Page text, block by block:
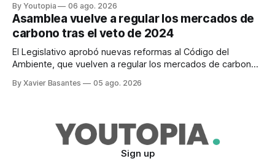
By Youtopia 06 ago. 2026
Asamblea vuelve a regular los mercados de
carbono tras el veto de 2024
El Legislativo aprobó nuevas reformas al Código del
Ambiente, que vuelven a regular los mercados de carbono,
By Xavier Basantes 05 ago. 2026
Sign up